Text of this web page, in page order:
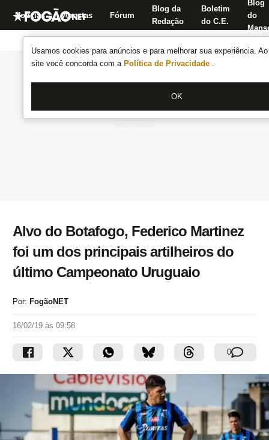
Usamos cookies para anúncios e para melhorar sua experiência.
site você concorda com a Política de Privacidade .
OK
Notícias Apostas Fórum
Blog da
Redação
Boletim
do C.E.
Blog
do
Alvo do Botafogo, Federico Martinez
foi um dos principais artilheiros do
último Campeonato Uruguaio
Por: FogãoNET
16/02/19 às 09:58
0